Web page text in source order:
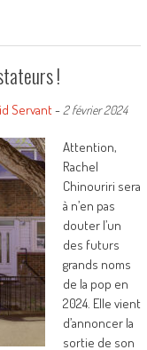
!
Servant- 2 février 2024
Attention,
Rachel
Chinouriri sera
à n’en pas
douter l’un
des futurs
grands noms
de la pop en
2024. Elle vient
d’annoncer la
sortie de son